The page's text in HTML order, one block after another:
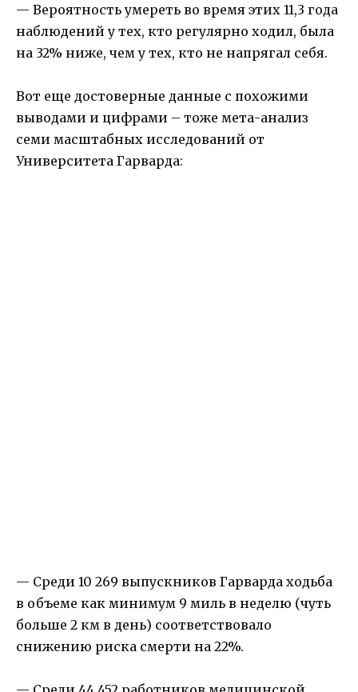
— Вероятность умереть во время этих 11,3 года
наблюдений у тех, кто регулярно ходил, была
на 32% ниже, чем у тех, кто не напрягал себя.
Вот еще достоверные данные с похожими
выводами и цифрами – тоже мета-анализ
семи масштабных исследований от
Университета Гарварда:
— Среди 10 269 выпускников Гарварда ходьба
в объеме как минимум 9 миль в неделю (чуть
больше 2 км в день) соответствовало
снижению риска смерти на 22%.